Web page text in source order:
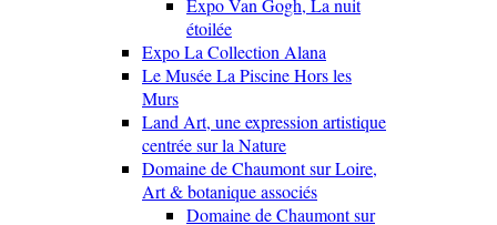
Expo Van Gogh, La nuit
étoilée
Expo La Collection Alana
Le Musée La Piscine Hors les
Murs
Land Art, une expression artistique
centrée sur la Nature
Domaine de Chaumont sur Loire,
Art & botanique associés
Domaine de Chaumont sur